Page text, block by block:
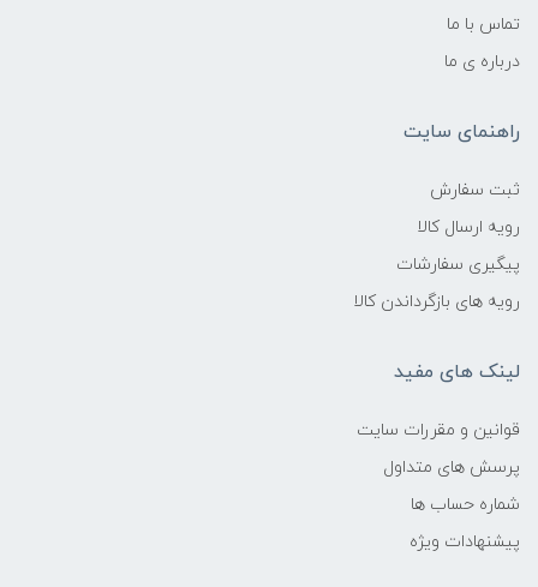
تماس با ما
درباره ی ما
راهنمای سایت
ثبت سفارش
رویه ارسال کالا
پیگیری سفارشات
رویه های بازگرداندن کالا
لینک های مفید
قوانین و مقررات سایت
پرسش های متداول
شماره حساب ها
پیشنهادات ویژه